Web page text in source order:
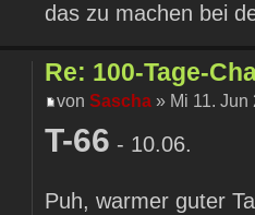
das zu machen bei
Re: 100-Tage-
vonSascha » Mi 11. Jun
T-66 - 10.06.
Puh, warmer guter